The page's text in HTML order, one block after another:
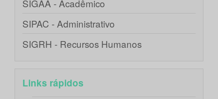
SIGAA - Acadêmico
SIPAC - Administrativo
SIGRH - Recursos Humanos
Links rápidos